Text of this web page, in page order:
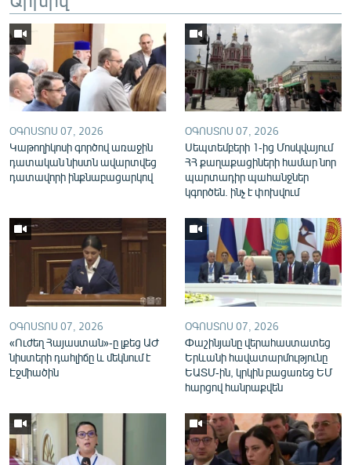
English
Русский
ՀԵՏԵՎԵՔ ՄԵԶ
«Ազատության» բոլոր կայքերը
ՕԳՈՍՏՈՍ 07, 2026
Կաթողիկոսի գործով առաջին
դատական նիստն ավարտվեց
դատավորի ինքնաբացարկով
ՕԳՈՍՏՈՍ 07, 2026
Սեպտեմբերի 1-ից Մոսկվայում
ՀՀ քաղաքացիների համար նոր
պարտադիր պահանջներ
կգործեն. ինչ է փոխվում
ՕԳՈՍՏՈՍ 07, 2026
«Ուժեղ Հայաստան»-ը լքեց ԱԺ
նիստերի դահլիճը և մեկնում է
Էջմիածին
ՕԳՈՍՏՈՍ 07, 2026
Փաշինյանը վերահաստատեց
Երևանի հավատարմությունը
ԵԱՏՄ-ին, կրկին բացառեց ԵՄ
հարցով հանրաքվեն